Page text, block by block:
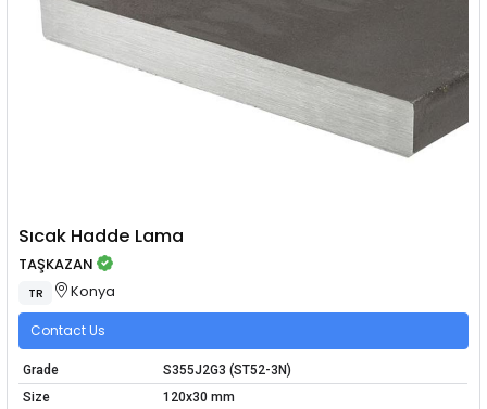
Sıcak Hadde Lama
TAŞKAZAN
TR Konya
Contact Us
Grade
S355J2G3 (ST52-3N)
Size
120x30 mm